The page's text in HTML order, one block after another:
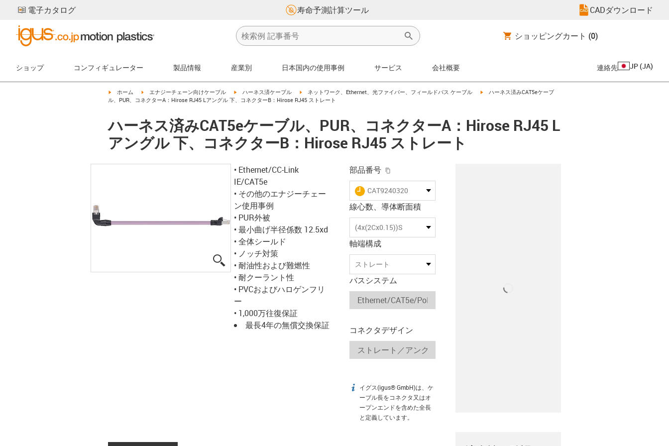
電子カタログ 寿命予測計算ツール CADダウンロード
ショッピングカート (0)
ショップ コンフィギュレーター 製品情報 産業別 日本国内の使用事例 サービス 会社概要 連絡先 JP (JA)
igus-icon-arrow-right
ホーム igus-icon-arrow-right
エナジーチェーン向けケーブル igus-icon-arrow-right
ハーネス済ケーブル igus-icon-arrow-right
ネットワーク、Ethernet、光ファイバー、フィールドバス ケーブル igus-icon-arrow-right
ハーネス済みCAT5eケーブ
ル、PUR、コネクターA：Hirose RJ45 Lアングル 下、コネクターB：Hirose RJ45 ストレート
ハーネス済みCAT5eケーブル、PUR、コネクターA：Hirose RJ45 L
アングル 下、コネクターB：Hirose RJ45 ストレート
igus-icon-lupe
• Ethernet/CC-Link
IE/CAT5e
• その他のエナジーチェー
ン使用事例
• PUR外被
• 最小曲げ半径係数 12.5xd
• 全体シールド
• ノッチ対策
• 耐油性および難燃性
• 耐クーラント性
• PVCおよびハロゲンフリ
ー
• 1,000万往復保証
最長4年の無償交換保証
部品番号
igus-icon-lieferzeit
CAT9240320
線心数、導体断面積
(4x(2Cx0.15))S
軸端構成
ストレート
バスシステム
コネクタデザイン
igus-icon-info
イグス(igus® GmbH)は、ケ
ーブル長をコネクタ又はオ
ープンエンドを含めた全長
と定義しています。